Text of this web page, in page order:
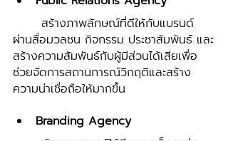
ผ่านสื่อมวลชน กิจกรรม ประชาสัมพันธ์ และ
สร้างความสัมพันธ์กับผู้มีส่วนได้เสียเพื่อ
ช่วยจัดการสถานการณ์วิกฤติและสร้าง
ความน่าเชื่อถือให้มากขึ้น
Branding Agency